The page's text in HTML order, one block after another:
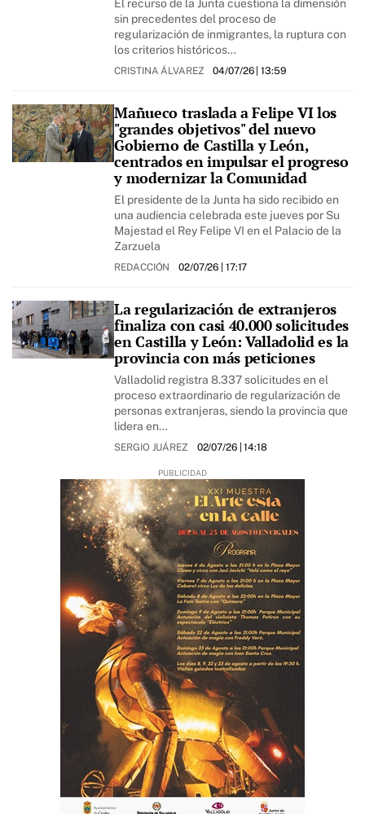
El recurso de la Junta cuestiona la dimensión
sin precedentes del proceso de
regularización de inmigrantes, la ruptura con
los criterios históricos…
CRISTINA ÁLVAREZ 04/07/26| 13:59
Mañueco traslada a Felipe VI los
"grandes objetivos" del nuevo
Gobierno de Castilla y León,
centrados en impulsar el progreso
y modernizar la Comunidad
El presidente de la Junta ha sido recibido en
una audiencia celebrada este jueves por Su
Majestad el Rey Felipe VI en el Palacio de la
Zarzuela
REDACCIÓN 02/07/26 | 17:17
La regularización de extranjeros
finaliza con casi 40.000 solicitudes
en Castilla y León: Valladolid es la
provincia con más peticiones
Valladolid registra 8.337 solicitudes en el
proceso extraordinario de regularización de
personas extranjeras, siendo la provincia que
lidera en…
SERGIO JUÁREZ 02/07/26| 14:18